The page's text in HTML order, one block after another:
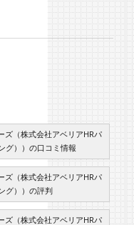
ズ（株式会社アベリアHRパ
グ））の口コミ情報
ズ（株式会社アベリアHRパ
グ））の評判
ズ（株式会社アベリアHRパ